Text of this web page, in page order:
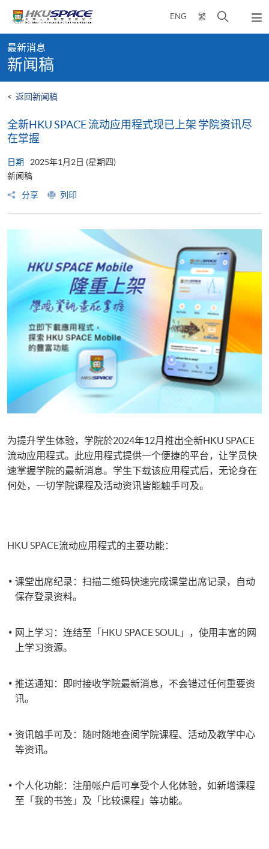
content
ENG 繁
开
弹
出
content
start
最新消息
新闻稿
< 返回新闻稿
全新HKU SPACE 流动应用程式现已上架 学院资讯尽
在掌握
日期
2025年1月2日 (星期四)
新闻稿
分享
列印
为提升学生体验，学院於2024年12月推出全新HKU SPACE
流动应用程式。此应用程式提供一个便捷的平台，让学员快
速掌握学院的最新消息。学生下载该应用程式后，无论身在
何处，一切学院课程及活动资讯皆能触手可及。
HKU SPACE流动应用程式的主要功能：
课堂出席纪录：扫描二维码快速完成课堂出席记录，自动
保存登录资料。
网上学习​：连结至「HKU SPACE SOUL」，使用丰富的网
上学习资源。​
推送通知：即时接收学院最新消息，不会错过任何重要资
讯。
资讯触手可及：随时随地查阅学院课程、活动及教学中心
等资讯。
个人化功能：注册帐户后可享受个人化体验，如新增课程
至「我的书签」及「比较课程」等功能。